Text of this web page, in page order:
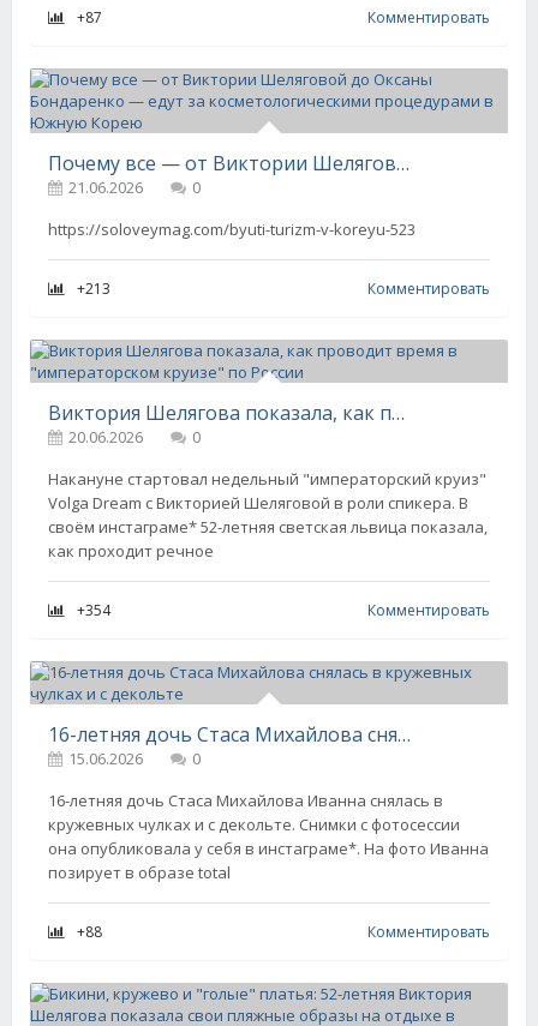
+87 Комментировать
Почему все — от Виктории Шеляговой до Оксаны Бондаренко — едут за косметологическими процедурами в Южную Корею
21.06.2026
0
https://soloveymag.com/byuti-turizm-v-koreyu-523
+213 Комментировать
Виктория Шелягова показала, как проводит время в "императорском круизе" по России
20.06.2026
0
Накануне стартовал недельный "императорский круиз"
Volga Dream с Викторией Шеляговой в роли спикера. В
своём инстаграме* 52-летняя светская львица показала,
как проходит речное
+354 Комментировать
16-летняя дочь Стаса Михайлова снялась в кружевных чулках и с декольте
15.06.2026
0
16-летняя дочь Стаса Михайлова Иванна снялась в
кружевных чулках и с декольте. Снимки с фотосессии
она опубликовала у себя в инстаграме*. На фото Иванна
позирует в образе total
+88 Комментировать